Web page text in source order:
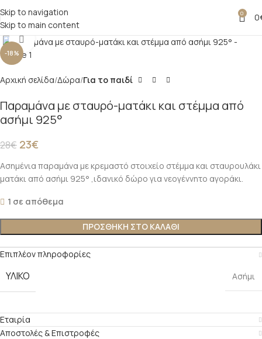
Skip to navigation
Skip to main content
0 0
-18%
Click to enlarge
Αρχική σελίδα Δώρα Για το παιδί
Παραμάνα με σταυρό-ματάκι και στέμμα από
ασήμι 925°
28€ 23€
Ασημένια παραμάνα με κρεμαστό στοιχείο στέμμα και σταυρουλάκι
ματάκι από ασήμι 925° ,ιδανικό δώρο για νεογέννητο αγοράκι.
1 σε απόθεμα
ΠΡΟΣΘΗΚΗ ΣΤΟ ΚΑΛΑΘΙ
Επιπλέον πληροφορίες
ΥΛΙΚΟ Ασήμι
Εταιρία
Αποστολές & Επιστροφές